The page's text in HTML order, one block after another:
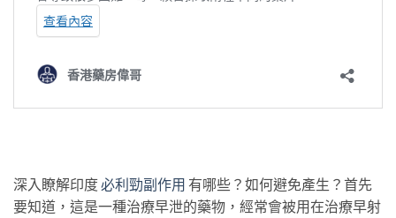
深入瞭解印度必利勁副作用 有哪些？如何避免產生？首先
要知道，這是一種治療早泄的藥物，經常會被用在治療早射